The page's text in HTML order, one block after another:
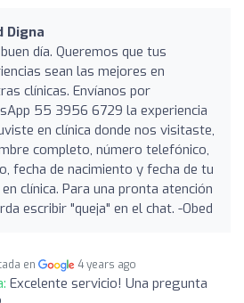
Digna
día. Queremos que tus
sean las mejores en
clínicas. Envíanos por
55 3956 6729 la experiencia
en clínica donde nos visitaste,
completo, número telefónico,
fecha de nacimiento y fecha de tu
clínica. Para una pronta atención
escribir "queja" en el chat. -Obed
en 4 years ago
Excelente servicio! Una pregunta